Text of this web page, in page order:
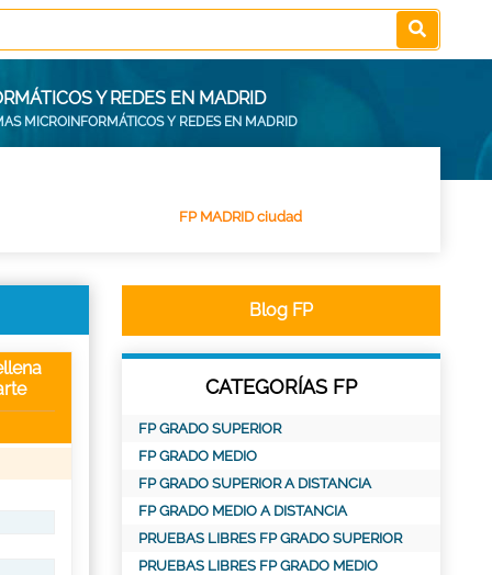
Y REDES EN MADRID
MICROINFORMÁTICOS Y REDES EN MADRID
FP MADRID ciudad
Blog FP
CATEGORÍAS FP
FP GRADO SUPERIOR
FP GRADO MEDIO
FP GRADO SUPERIOR A DISTANCIA
FP GRADO MEDIO A DISTANCIA
PRUEBAS LIBRES FP GRADO SUPERIOR
PRUEBAS LIBRES FP GRADO MEDIO